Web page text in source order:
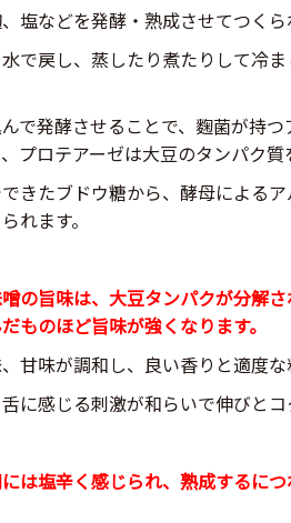
塩などを発酵・熟成させてつくら
で戻し、蒸したり煮たりして冷
で発酵させることで、麴菌が持
、プロテアーゼは大豆のタンパク
きたブドウ糖から、酵母による
れます。
の旨味は、大豆タンパクが分解
ものほど旨味が強くなります。
甘味が調和し、良い香りと適度
に感じる刺激が和らいで伸びと
は塩辛く感じられ、熟成するに